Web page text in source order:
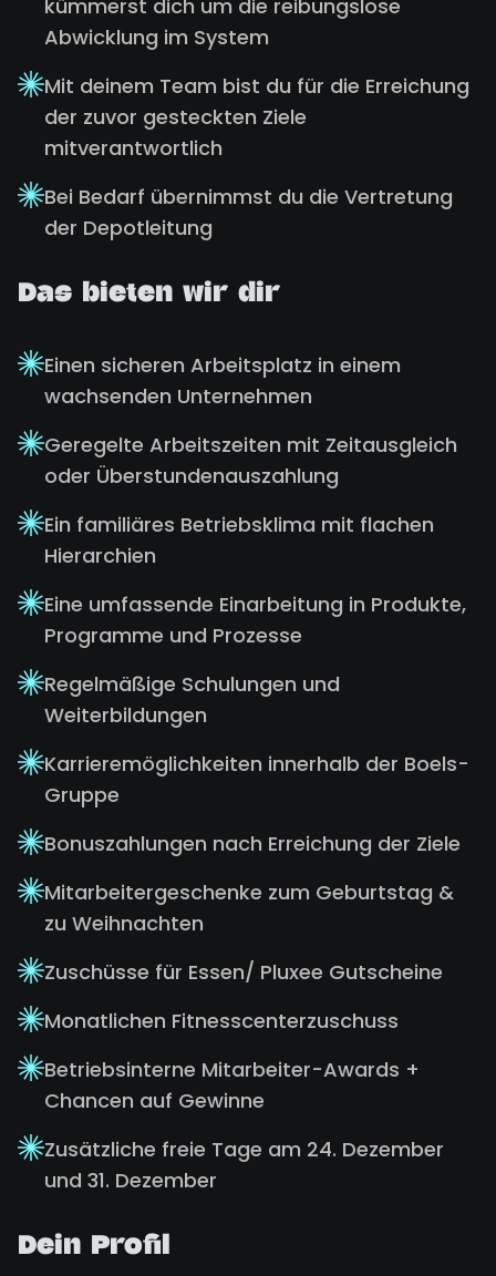
kümmerst dich um die reibungslose
Abwicklung im System
Mit deinem Team bist du für die Erreichung
der zuvor gesteckten Ziele
mitverantwortlich
Bei Bedarf übernimmst du die Vertretung
der Depotleitung
Das bieten wir dir
Einen sicheren Arbeitsplatz in einem
wachsenden Unternehmen
Geregelte Arbeitszeiten mit Zeitausgleich
oder Überstundenauszahlung
Ein familiäres Betriebsklima mit flachen
Hierarchien
Eine umfassende Einarbeitung in Produkte,
Programme und Prozesse
Regelmäßige Schulungen und
Weiterbildungen
Karrieremöglichkeiten innerhalb der Boels-
Gruppe
Bonuszahlungen nach Erreichung der Ziele
Mitarbeitergeschenke zum Geburtstag &
zu Weihnachten
Zuschüsse für Essen/ Pluxee Gutscheine
Monatlichen Fitnesscenterzuschuss
Betriebsinterne Mitarbeiter-Awards +
Chancen auf Gewinne
Zusätzliche freie Tage am 24. Dezember
und 31. Dezember
Dein Profil